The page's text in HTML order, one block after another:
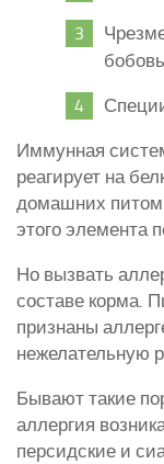
Иммунная
реагирует на
домашних
этого элемента
Но вызвать
составе корма.
признаны
нежелательную
Бывают такие
аллергия
персидские и